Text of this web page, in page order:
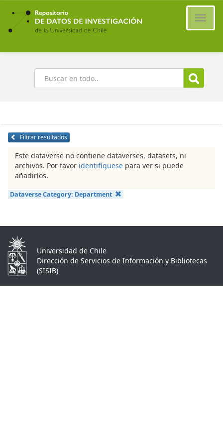
Ir
contenido
principal
Buscar
Filtrar resultados
Este dataverse no contiene dataverses, datasets, ni
archivos. Por favor identifíquese para ver si puede
añadirlos.
Dataverse Category: Department
Universidad de Chile
Dirección de Servicios de Información y Bibliotecas
(SISIB)